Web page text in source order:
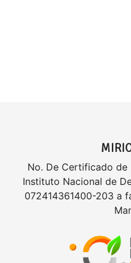
No. De Certificado
Instituto Nacional de
072414361400-203 a